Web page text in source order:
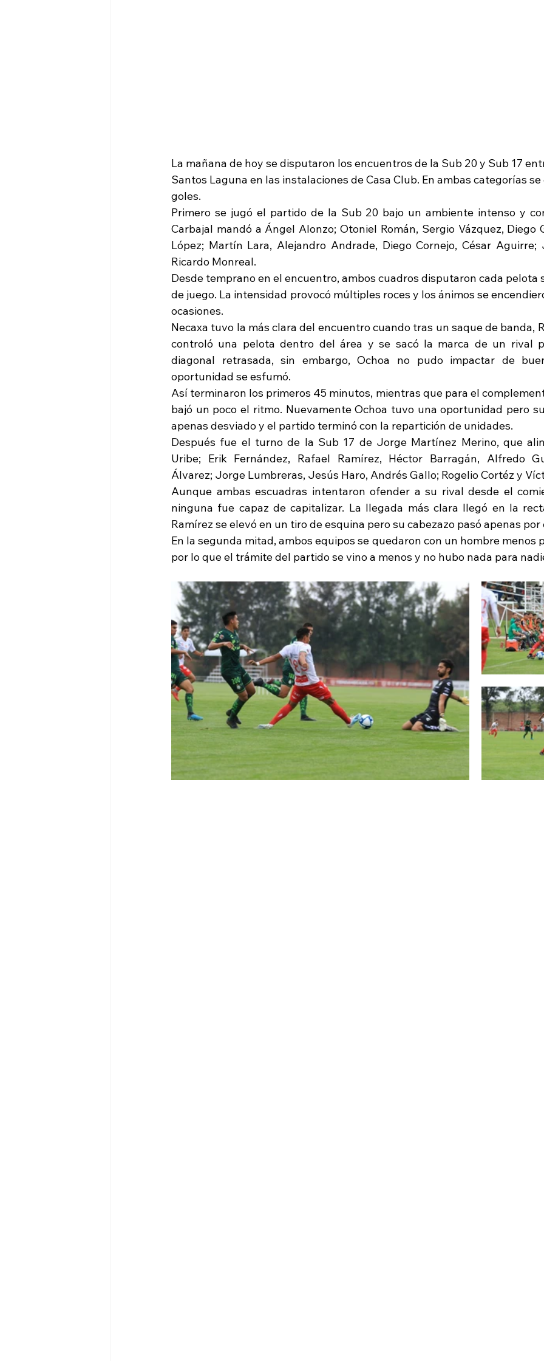
La mañana de hoy se disputaron los encuentros de la Sub 20 y Sub 17
Santos Laguna en las instalaciones de Casa Club. En ambas categorías
goles.
Primero se jugó el partido de la Sub 20 bajo un ambiente intenso y
Carbajal mandó a Ángel Alonzo; Otoniel Román, Sergio Vázquez, Diego
López; Martín Lara, Alejandro Andrade, Diego Cornejo, César Aguirre;
Ricardo Monreal.
Desde temprano en el encuentro, ambos cuadros disputaron cada pelota
de juego. La intensidad provocó múltiples roces y los ánimos se
ocasiones.
Necaxa tuvo la más clara del encuentro cuando tras un saque de banda,
controló una pelota dentro del área y se sacó la marca de un rival
diagonal retrasada, sin embargo, Ochoa no pudo impactar de
oportunidad se esfumó.
Así terminaron los primeros 45 minutos, mientras que para el
bajó un poco el ritmo. Nuevamente Ochoa tuvo una oportunidad pero
apenas desviado y el partido terminó con la repartición de unidades.
Después fue el turno de la Sub 17 de Jorge Martínez Merino, que
Uribe; Erik Fernández, Rafael Ramírez, Héctor Barragán, Alfredo
Álvarez; Jorge Lumbreras, Jesús Haro, Andrés Gallo; Rogelio Cortéz y
Aunque ambas escuadras intentaron ofender a su rival desde el
ninguna fue capaz de capitalizar. La llegada más clara llegó en la
Ramírez se elevó en un tiro de esquina pero su cabezazo pasó apenas
En la segunda mitad, ambos equipos se quedaron con un hombre menos
por lo que el trámite del partido se vino a menos y no hubo nada para